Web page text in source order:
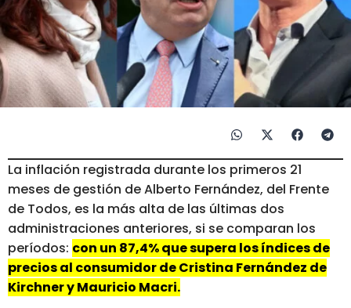
La inflación registrada durante los primeros 21
meses de gestión de Alberto Fernández, del Frente
de Todos, es la más alta de las últimas dos
administraciones anteriores, si se comparan los
períodos: con un 87,4% que supera los índices de
precios al consumidor de Cristina Fernández de
Kirchner y Mauricio Macri.